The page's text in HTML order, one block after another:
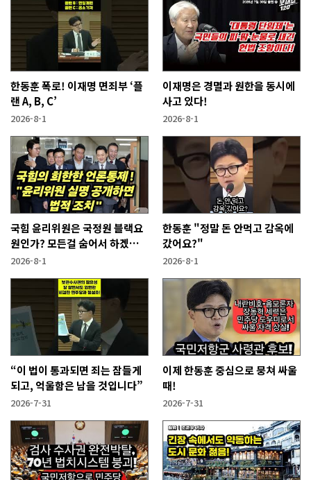
한동훈 폭로! 이재명 면죄부 ‘플
랜 A, B, C’
2026-8-1
이재명은 경멸과 원한을 동시에
사고 있다!
2026-8-1
국힘 윤리위원은 국정원 블랙요
원인가? 모든걸 숨어서 하겠다
고?
2026-8-1
한동훈 "정말 돈 안먹고 감옥에
갔어요?"
2026-8-1
“이 법이 통과되면 죄는 잠들게
되고, 억울함은 남을 것입니다”
2026-7-31
이제 한동훈 중심으로 뭉쳐 싸울
때!
2026-7-31